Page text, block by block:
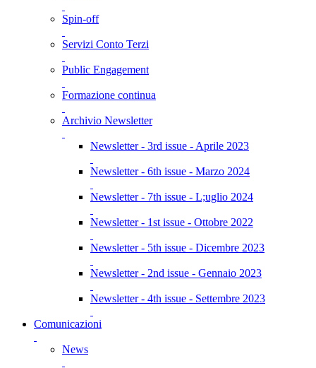
Spin-off
Servizi Conto Terzi
Public Engagement
Formazione continua
Archivio Newsletter
Newsletter - 3rd issue - Aprile 2023
Newsletter - 6th issue - Marzo 2024
Newsletter - 7th issue - L;uglio 2024
Newsletter - 1st issue - Ottobre 2022
Newsletter - 5th issue - Dicembre 2023
Newsletter - 2nd issue - Gennaio 2023
Newsletter - 4th issue - Settembre 2023
Comunicazioni
News